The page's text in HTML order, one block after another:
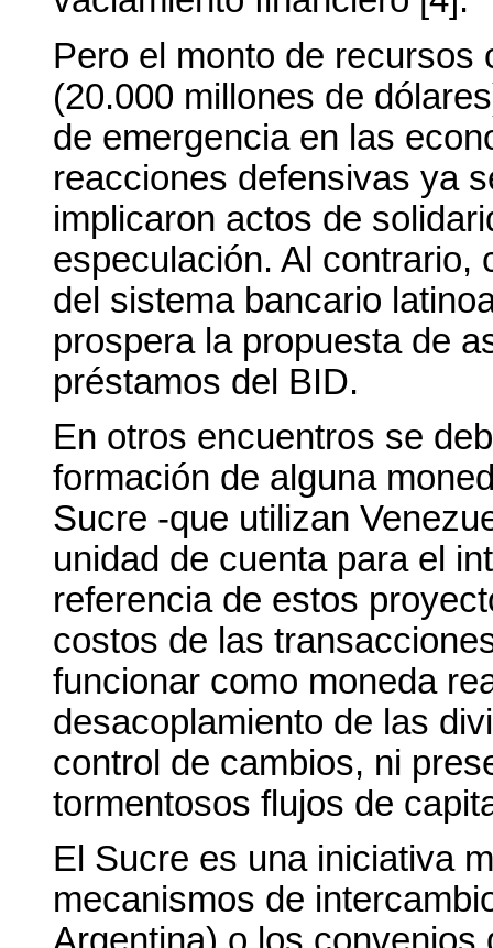
Pero el monto de recursos
(20.000 millones de
de emergencia en las
reacciones defensivas ya
implicaron actos de
especulación. Al contrario,
del sistema bancario
prospera la propuesta de
préstamos del BID.
En otros encuentros se
formación de alguna
Sucre -que utilizan
unidad de cuenta para el
referencia de estos
costos de las
funcionar como moneda
desacoplamiento de las
control de cambios, ni
tormentosos flujos de
El Sucre es una iniciativa
mecanismos de